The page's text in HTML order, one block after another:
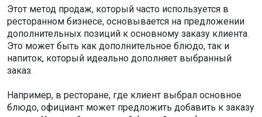
Этот метод продаж, который часто используется в
ресторанном бизнесе, основывается на предложении
дополнительных позиций к основному заказу клиента.
Это может быть как дополнительное блюдо, так и
напиток, который идеально дополняет выбранный
заказ.
Например, в ресторане, где клиент выбрал основное
блюдо, официант может предложить добавить к заказу